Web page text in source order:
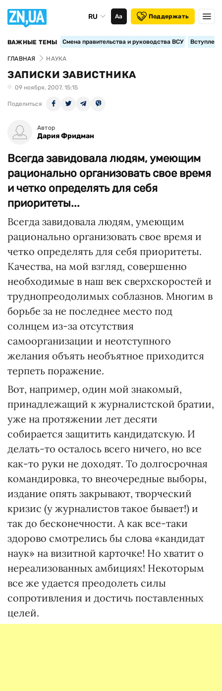
RU Аа Поддержать
ВАЖНЫЕ ТЕМЫ Смена правительства и руководства ВСУ
ГЛАВНАЯ НАУКА
ЗАПИСКИ ЗАВИСТНИКА
09 ноября, 2007, 15:15
Поделиться
Автор
Дария Фридман
Всегда завидовала людям, умеющим
рационально организовать свое время
и четко определять для себя
приоритеты...
Всегда завидовала людям, умеющим
рационально организовать свое время и
четко определять для себя приоритеты.
Качества, на мой взгляд, совершенно
необходимые в наш век сверхскоростей и
труднопреодолимых соблазнов. Многим в
борьбе за не последнее место под
солнцем из-за отсутствия
самоорганизации и неотступного
желания объять необъятное приходится
терпеть поражение.
Вот, например, один мой знакомый,
принадлежащий к журналистской братии,
уже на протяжении лет десяти
собирается защитить кандидатскую. И
делать-то осталось всего ничего, но все
как-то руки не доходят. То долгосрочная
командировка, то внеочередные выборы,
издание опять закрывают, творческий
кризис (у журналистов такое бывает!) и
так до бесконечности. А как все-таки
здорово смотрелись бы слова «кандидат
наук» на визитной карточке! Но хватит о
нереализованных амбициях! Некоторым
все же удается преодолеть силы
сопротивления и достичь поставленных
целей.